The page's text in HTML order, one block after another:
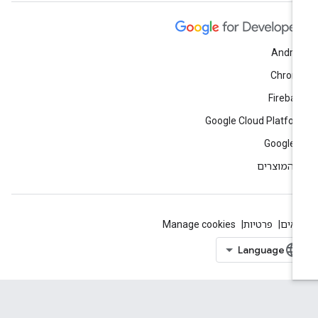
Google Cloud
Google
המוצרים
פרטיות Manage cookies